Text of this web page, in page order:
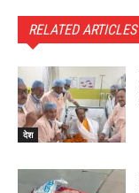
RELATED ARTICLES
देश